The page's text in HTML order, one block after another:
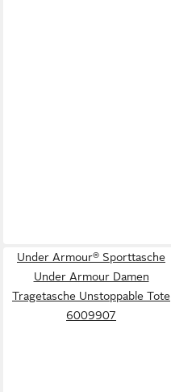
Under Armour® Sporttasche
Under Armour Damen
Tragetasche Unstoppable Tote
6009907